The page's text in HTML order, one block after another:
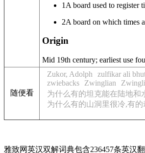
1 A board used to register
2A board on which times
Origin
Mid 19th century; earliest use
随便看
Zukor, Adolph zulfikar ali
zwiebacks
Zwinglian
为什么有的坦克能在陆地和
为什么有的山洞里很冷,有的
雅致网英汉双解词典包含236457条英汉